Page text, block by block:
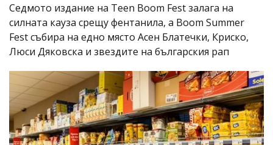
Седмото издание на Teen Boom Fest залага на
силната кауза срещу фентанила, а Boom Summer
Fest събира на едно място Асен Блатечки, Криско,
Люси Дяковска и звездите на българския рап